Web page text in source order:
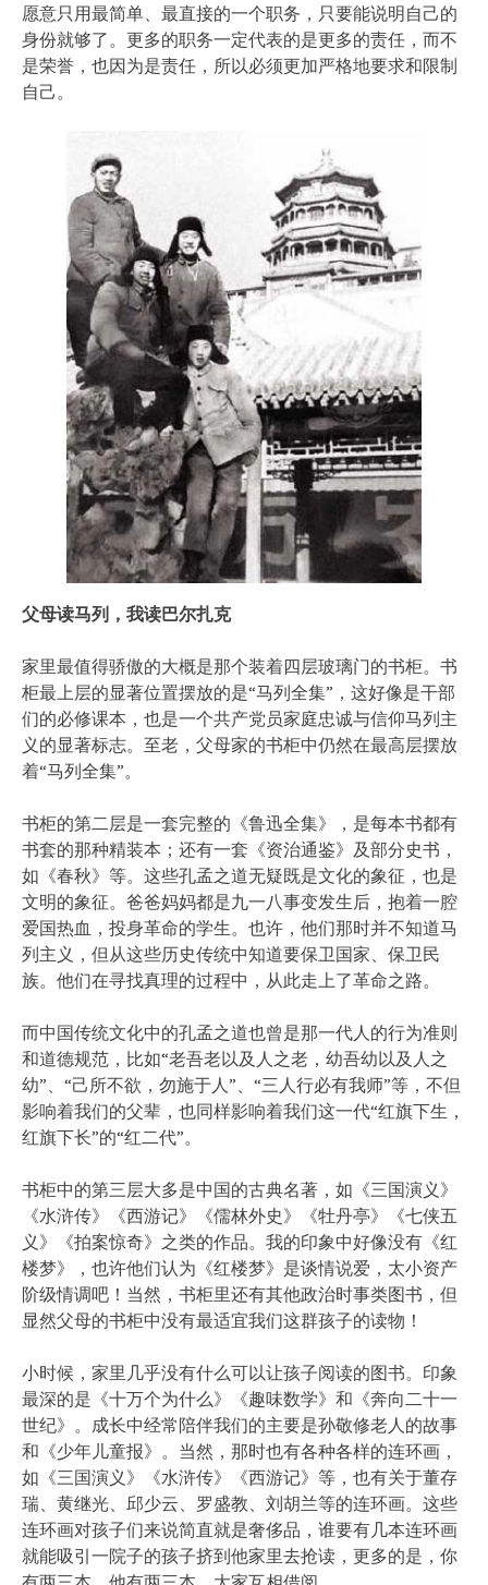
愿意只用最简单、最直接的一个职务，只要能说明自己的
身份就够了。更多的职务一定代表的是更多的责任，而不
是荣誉，也因为是责任，所以必须更加严格地要求和限制
自己。
父母读马列，我读巴尔扎克
家里最值得骄傲的大概是那个装着四层玻璃门的书柜。书
柜最上层的显著位置摆放的是“马列全集”，这好像是干部
们的必修课本，也是一个共产党员家庭忠诚与信仰马列主
义的显著标志。至老，父母家的书柜中仍然在最高层摆放
着“马列全集”。
书柜的第二层是一套完整的《鲁迅全集》，是每本书都有
书套的那种精装本；还有一套《资治通鉴》及部分史书，
如《春秋》等。这些孔孟之道无疑既是文化的象征，也是
文明的象征。爸爸妈妈都是九一八事变发生后，抱着一腔
爱国热血，投身革命的学生。也许，他们那时并不知道马
列主义，但从这些历史传统中知道要保卫国家、保卫民
族。他们在寻找真理的过程中，从此走上了革命之路。
而中国传统文化中的孔孟之道也曾是那一代人的行为准则
和道德规范，比如“老吾老以及人之老，幼吾幼以及人之
幼”、“己所不欲，勿施于人”、“三人行必有我师”等，不但
影响着我们的父辈，也同样影响着我们这一代“红旗下生，
红旗下长”的“红二代”。
书柜中的第三层大多是中国的古典名著，如《三国演义》
《水浒传》《西游记》《儒林外史》《牡丹亭》《七侠五
义》《拍案惊奇》之类的作品。我的印象中好像没有《红
楼梦》，也许他们认为《红楼梦》是谈情说爱，太小资产
阶级情调吧！当然，书柜里还有其他政治时事类图书，但
显然父母的书柜中没有最适宜我们这群孩子的读物！
小时候，家里几乎没有什么可以让孩子阅读的图书。印象
最深的是《十万个为什么》《趣味数学》和《奔向二十一
世纪》。成长中经常陪伴我们的主要是孙敬修老人的故事
和《少年儿童报》。当然，那时也有各种各样的连环画，
如《三国演义》《水浒传》《西游记》等，也有关于董存
瑞、黄继光、邱少云、罗盛教、刘胡兰等的连环画。这些
连环画对孩子们来说简直就是奢侈品，谁要有几本连环画
就能吸引一院子的孩子挤到他家里去抢读，更多的是，你